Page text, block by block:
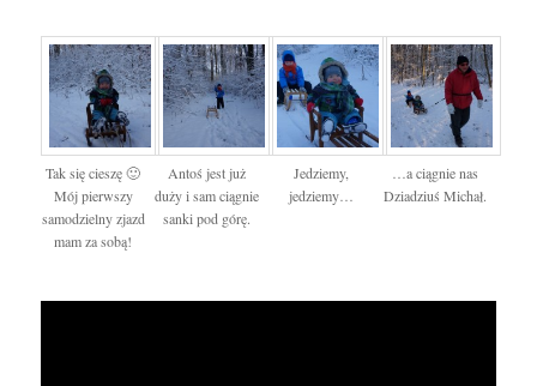
Tak się cieszę 🙂
Mój pierwszy
samodzielny zjazd
mam za sobą!
Antoś jest już
duży i sam ciągnie
sanki pod górę.
Jedziemy,
jedziemy…
…a ciągnie nas
Dziadziuś Michał.